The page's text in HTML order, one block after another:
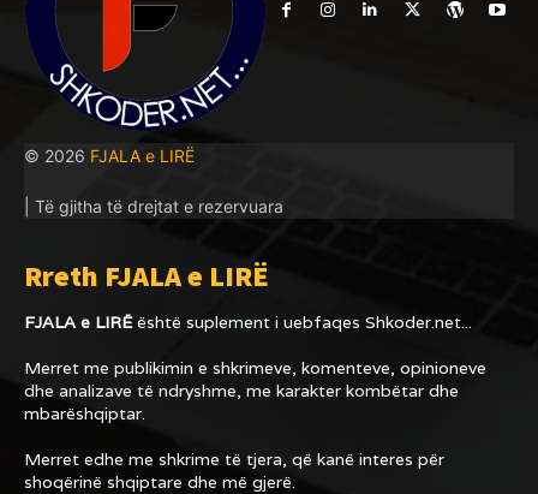
© 2026 FJALA e LIRË
| Të gjitha të drejtat e rezervuara
Rreth FJALA e LIRË
FJALA e LIRËështë suplement i uebfaqes Shkoder.net...
Merret me publikimin e shkrimeve, komenteve, opinioneve
dhe analizave të ndryshme, me karakter kombëtar dhe
mbarëshqiptar.
Merret edhe me shkrime të tjera, që kanë interes për
shoqërinë shqiptare dhe më gjerë.